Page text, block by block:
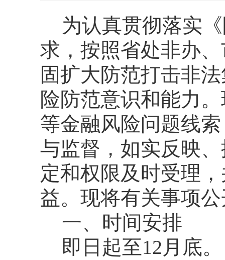
为认真贯彻落实
求，按照省处非办
固扩大防范打击非
险防范意识和能力
等金融风险问题线
与监督，如实反映
定和权限及时受理
益。现将有关事项
一、时间安排
即日起至12月底